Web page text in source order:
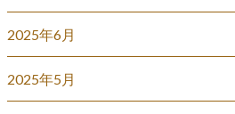
2025年6月
2025年5月